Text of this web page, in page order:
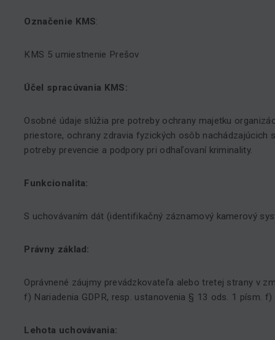
Označenie KMS:
KMS 5 umiestnenie Prešov
Účel spracúvania KMS:
Osobné údaje slúžia pre potreby ochrany majetku
priestore, ochrany zdravia fyzických osôb nachádzajúcich
potreby prevencie a podpory pri odhaľovaní kriminality.
Funkcionalita:
S uchovávaním dát (identifikačný záznamový kamerový
Právny základ:
Oprávnené záujmy prevádzkovateľa alebo tretej strany v
f) Nariadenia GDPR, resp. ustanovenia § 13 ods. 1 písm.
Lehota uchovávania: